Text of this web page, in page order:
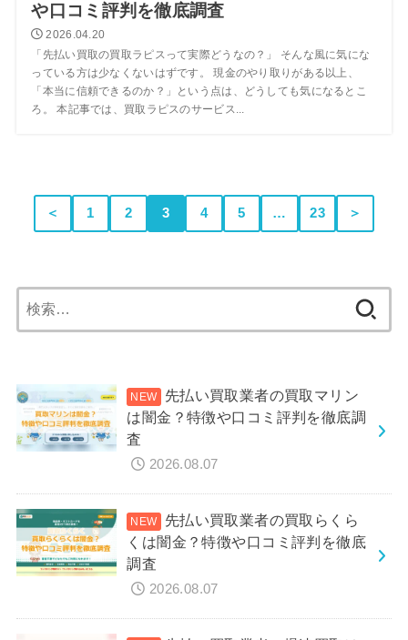
や口コミ評判を徹底調査
2026.04.20
「先払い買取の買取ラピスって実際どうなの？」 そんな風に気にな
っている方は少なくないはずです。 現金のやり取りがある以上、
「本当に信頼できるのか？」という点は、どうしても気になるとこ
ろ。 本記事では、買取ラピスのサービス...
＜ 1 2 3 4 5 … 23 ＞
索:
先払い買取業者の買取マリン
は闇金？特徴や口コミ評判を徹底調
査
2026.08.07
先払い買取業者の買取らくら
くは闇金？特徴や口コミ評判を徹底
調査
2026.08.07